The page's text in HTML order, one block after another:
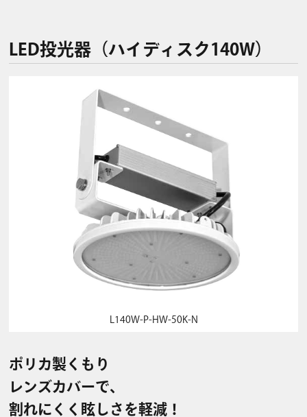
LED投光器（ハイディスク140W）
L140W-P-HW-50K-N
ポリカ製くもり
レンズカバーで、
割れにくく眩しさを軽減！